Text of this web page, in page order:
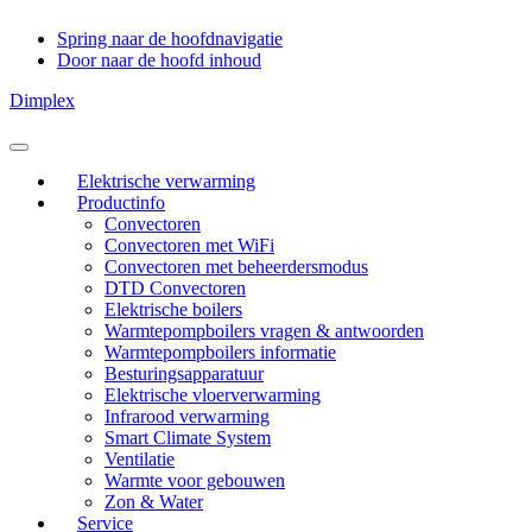
Spring naar de hoofdnavigatie
Door naar de hoofd inhoud
Dimplex
Header
RechtsElektrische verwarming
Productinfo
Convectoren
Convectoren met WiFi
Convectoren met beheerdersmodus
DTD Convectoren
Elektrische boilers
Warmtepompboilers vragen & antwoorden
Warmtepompboilers informatie
Besturingsapparatuur
Elektrische vloerverwarming
Infrarood verwarming
Smart Climate System
Ventilatie
Warmte voor gebouwen
Zon & Water
Service